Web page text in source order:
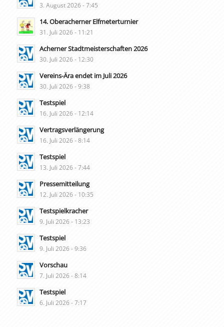
3. August 2026 - 7:45
14. Oberacherner Elfmeterturnier
31. Juli 2026 - 11:21
Acherner Stadtmeisterschaften 2026
30. Juli 2026 - 12:30
Vereins-Ära endet im Juli 2026
30. Juli 2026 - 9:38
Testspiel
16. Juli 2026 - 12:14
Vertragsverlängerung
16. Juli 2026 - 8:14
Testspiel
13. Juli 2026 - 7:44
Pressemitteilung
12. Juli 2026 - 10:35
Testspielkracher
9. Juli 2026 - 13:23
Testspiel
9. Juli 2026 - 9:36
Vorschau
7. Juli 2026 - 8:14
Testspiel
6. Juli 2026 - 7:17